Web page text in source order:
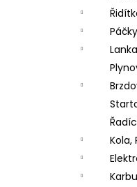
Páčky
Lanka
Kola,
PITBIKE
6CM
180 Kč